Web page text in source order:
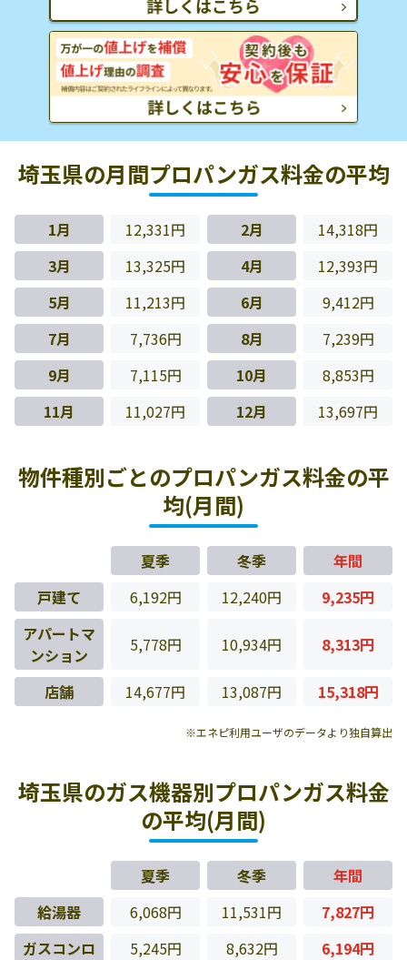
埼玉県の月間プロパンガス料金の平均
1月 12,331円 2月
14,318円
3月
13,325円 4月
12,393円
5月
11,213円 6月
9,412円
7月
7,736円 8月
7,239円
9月
7,115円 10月
8,853円
11月
11,027円 12月 13,697円
物件種別ごとのプロパンガス料金の平
均(月間)
夏季 冬季
年間
戸建て
6,192円 12,240円
9,235円
アパートマ
ンション
5,778円 10,934円 8,313円
店舗 14,677円 13,087円 15,318円
※エネピ利用ユーザのデータより独自算出
埼玉県のガス機器別プロパンガス料金
の平均(月間)
夏季 冬季
年間
給湯器
6,068円 11,531円
7,827円
ガスコンロ
5,245円 8,632円 6,194円